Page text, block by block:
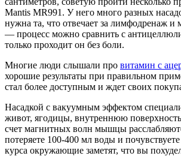
Mantis MR991. У него много разных
нужна та, что отвечает за лимфодренаж и
— процесс можно сравнить с
только проходит он без боли.
Многие люди слышали про витамин с
хорошие результаты при правильном
стал более доступным и ждет своих
Насадкой с вакуумным эффек­том
живот, ягодицы, внутреннюю
счет магнитных волн мышцы
потеряете 100-400 мл воды и
курса окру­жающие заметят, что вы